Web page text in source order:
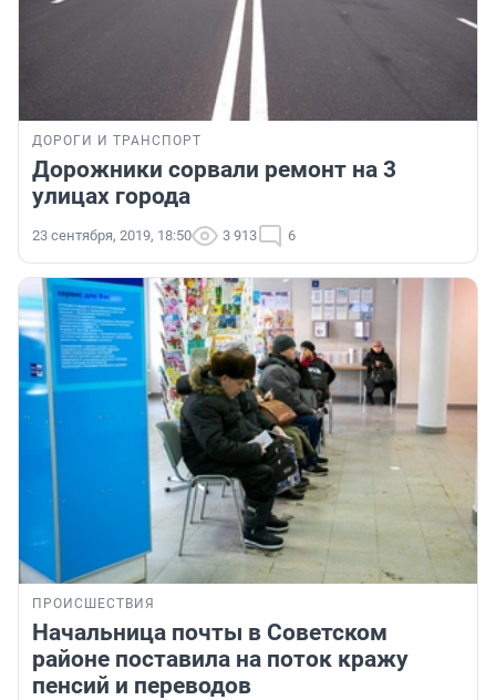
ДОРОГИ И ТРАНСПОРТ
Дорожники сорвали ремонт на 3
улицах города
23 сентября, 2019, 18:50 3 913 6
ПРОИСШЕСТВИЯ
Начальница почты в Советском
районе поставила на поток кражу
пенсий и переводов